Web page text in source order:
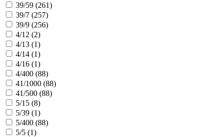
39/59 (261)
39/7 (257)
39/9 (256)
4/12 (2)
4/13 (1)
4/14 (1)
4/16 (1)
4/400 (88)
41/1000 (88)
41/500 (88)
5/15 (8)
5/39 (1)
5/400 (88)
5/5 (1)